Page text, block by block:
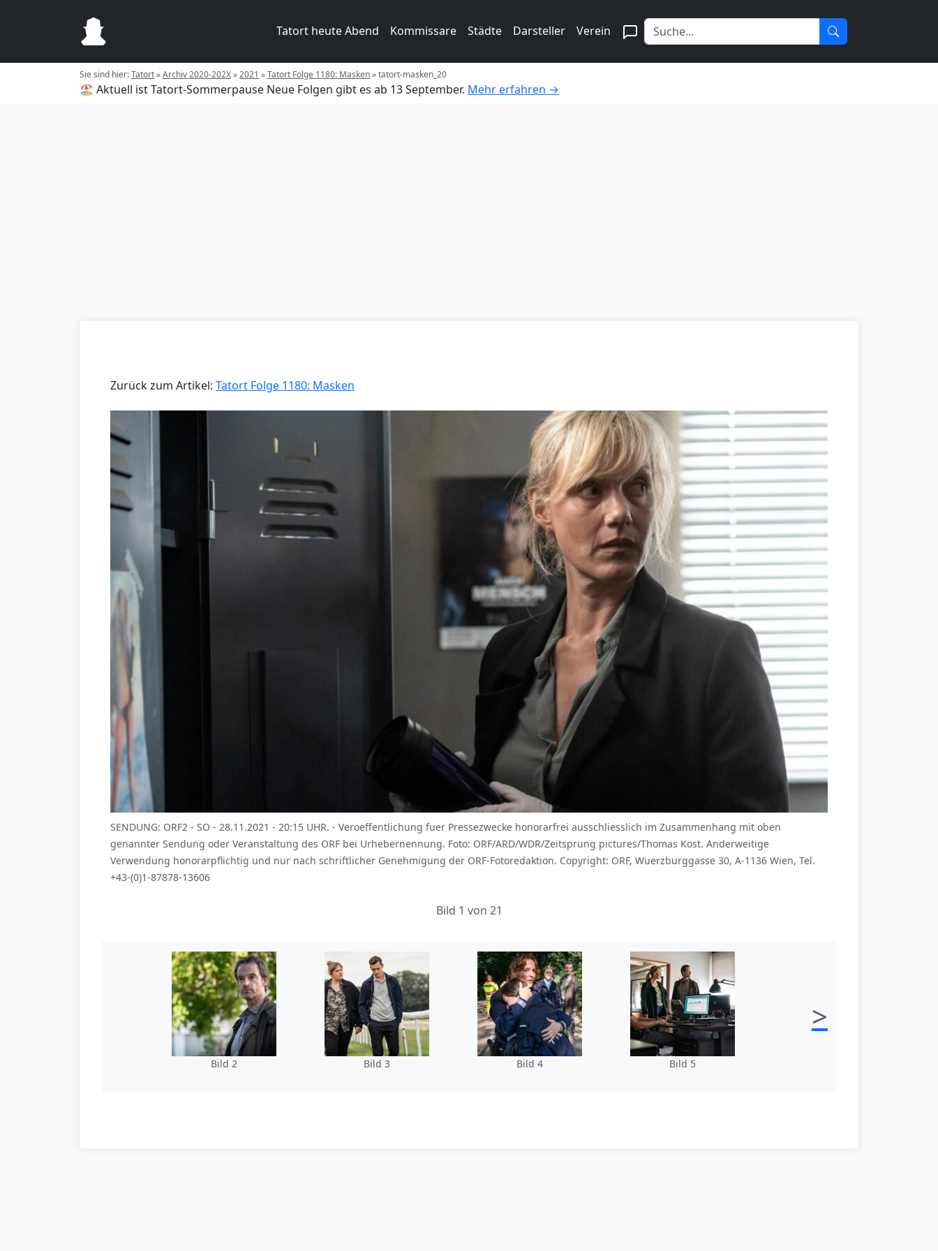
Tatort heute Abend Kommissare Städte Darsteller Verein
Sie sind hier:Tatort»Archiv 2020-202X»2021 »Tatort Folge 1180: Masken»tatort-masken_20
🏖️ Aktuell ist Tatort-Sommerpause Neue Folgen gibt es ab 13 September. Mehr erfahren →
Zurück zum Artikel: Tatort Folge 1180: Masken
SENDUNG: ORF2 - SO - 28.11.2021 - 20:15 UHR. - Veroeffentlichung fuer Pressezwecke honorarfrei ausschliesslich im Zusammenhang mit oben
genannter Sendung oder Veranstaltung des ORF bei Urhebernennung. Foto: ORF/ARD/WDR/Zeitsprung pictures/Thomas Kost. Anderweitige
Verwendung honorarpflichtig und nur nach schriftlicher Genehmigung der ORF-Fotoredaktion. Copyright: ORF, Wuerzburggasse 30, A-1136 Wien, Tel.
+43-(0)1-87878-13606
Bild 1 von 21
Bild 2 Bild 3 Bild 4 Bild 5
>